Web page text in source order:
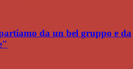
da un bel gruppo e da